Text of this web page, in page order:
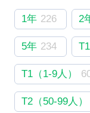
1年 226 2
5年 234
T1（1-9人）
T2（50-99人）